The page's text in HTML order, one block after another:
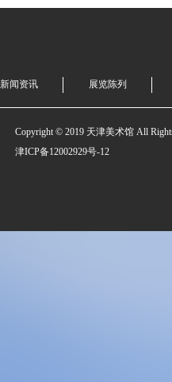
新闻资讯 展览陈列
Copyright © 2019 天津美术馆 All
津ICP备12002929号-12